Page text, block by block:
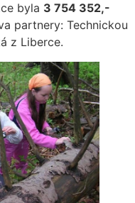
byla 3 754 352,-
partnery: Technickou
z Liberce.